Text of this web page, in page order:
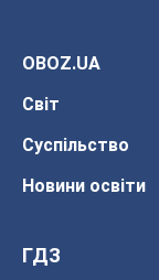
OBOZ.UA
Світ
Суспільство
Новини освіти
ГДЗ